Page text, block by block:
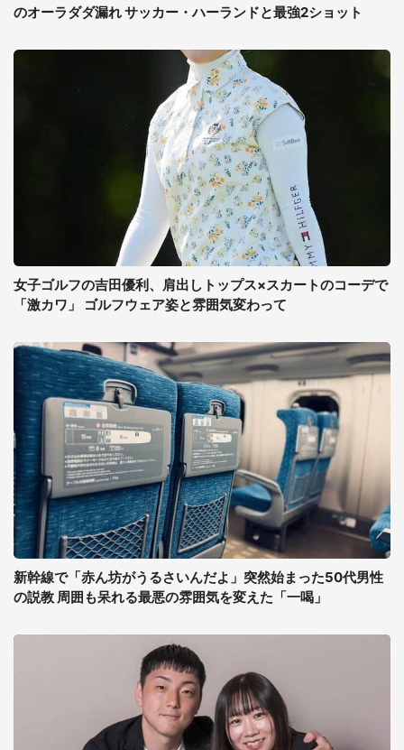
のオーラダダ漏れ サッカー・ハーランドと最強2ショット
女子ゴルフの吉田優利、肩出しトップス×スカートのコーデで
「激カワ」 ゴルフウェア姿と雰囲気変わって
新幹線で「赤ん坊がうるさいんだよ」突然始まった50代男性
の説教 周囲も呆れる最悪の雰囲気を変えた「一喝」